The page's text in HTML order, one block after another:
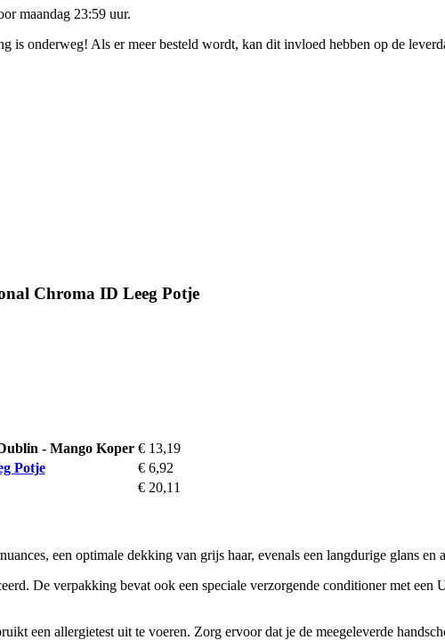
maandag 23:59 uur.
is onderweg! Als er meer besteld wordt, kan dit invloed hebben op de
Chroma ID Leeg Potje
- Mango Koper € 13,19
Potje
€ 6,92
€ 20,11
een optimale dekking van grijs haar, evenals een langdurige glans en
De verpakking bevat ook een speciale verzorgende conditioner met
een allergietest uit te voeren. Zorg ervoor dat je de meegeleverde